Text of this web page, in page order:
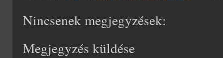
Nincsenek megjegyzések:
Megjegyzés küldése